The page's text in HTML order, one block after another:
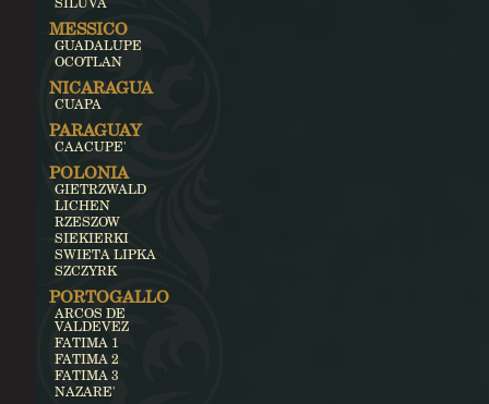
MESSICO
GUADALUPE
OCOTLAN
NICARAGUA
CUAPA
PARAGUAY
CAACUPE'
POLONIA
GIETRZWALD
LICHEN
RZESZOW
SIEKIERKI
SWIETA LIPKA
SZCZYRK
PORTOGALLO
ARCOS DE
VALDEVEZ
FATIMA 1
FATIMA 2
FATIMA 3
NAZARE'